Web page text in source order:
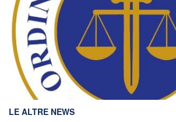
interrogato sul tema, dichiara di […]
LE ALTRE NEWS